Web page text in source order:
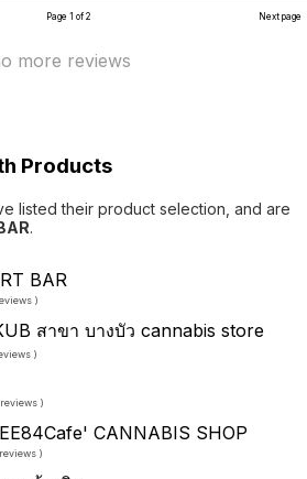
Page 1 of 2 Next page
more reviews
Products
listed their product selection, and are
.
BAR
)
สาขา บางบัว cannabis store
)
)
CANNABIS SHOP
)